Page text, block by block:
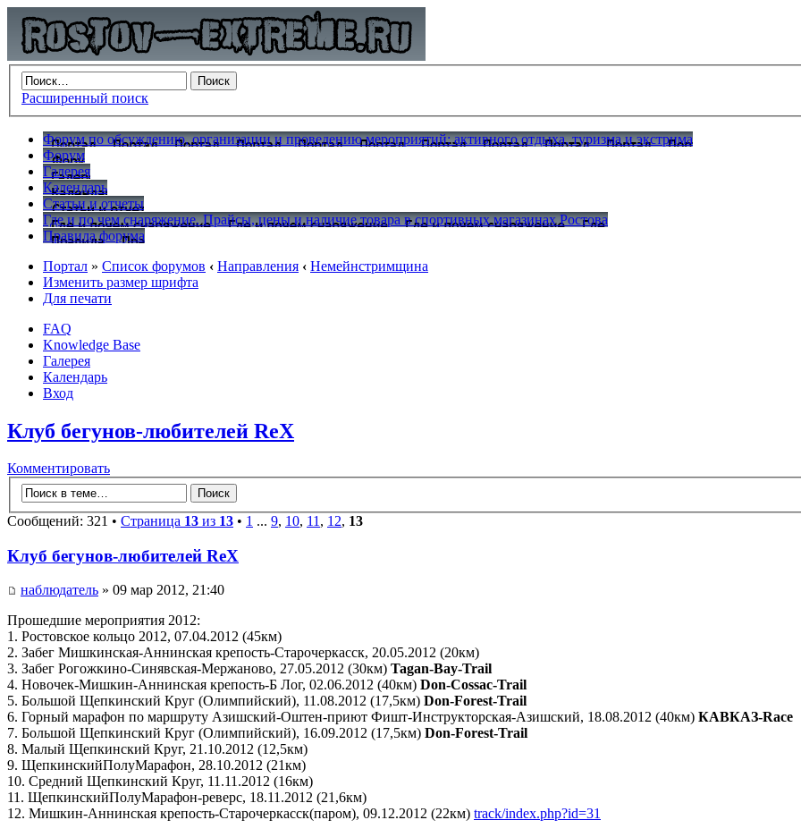
Расширенный поиск
Форум по обсуждению, организации и проведению мероприятий: активного отдыха, туризма и экстрима
Форум
Галерея
Календарь
Статьи и отчеты
Где и по чем снаряжение. Прайсы, цены и наличие товара в спортивных магазинах Ростова
Правила форума
Портал » Список форумов ‹ Направления ‹ Немейнстримщина
Изменить размер шрифта
Для печати
FAQ
Knowledge Base
Галерея
Календарь
Вход
Клуб бегунов-любителей ReX
Комментировать
Сообщений: 321 • Страница 13 из 13 • 1 ... 9, 10, 11 , 12, 13
Клуб бегунов-любителей ReX
наблюдатель » 09 мар 2012, 21:40
Прошедшие мероприятия 2012:
1. Ростовское кольцо 2012, 07.04.2012 (45км)
2. Забег Мишкинская-Аннинская крепость-Старочеркасск, 20.05.2012 (20км)
3. Забег Рогожкино-Синявская-Мержаново, 27.05.2012 (30км) Tagan-Bay-Trail
4. Новочек-Мишкин-Аннинская крепость-Б Лог, 02.06.2012 (40км) Don-Cossac-Trail
5. Большой Щепкинский Круг (Олимпийский), 11.08.2012 (17,5км) Don-Forest-Trail
6. Горный марафон по маршруту Азишский-Оштен-приют Фишт-Инструкторская-Азишский, 18.08.2012 (40км) КАВКАЗ-Race
7. Большой Щепкинский Круг (Олимпийский), 16.09.2012 (17,5км) Don-Forest-Trail
8. Малый Щепкинский Круг, 21.10.2012 (12,5км)
9. ЩепкинскийПолуМарафон, 28.10.2012 (21км)
10. Средний Щепкинский Круг, 11.11.2012 (16км)
11. ЩепкинскийПолуМарафон-реверс, 18.11.2012 (21,6км)
12. Мишкин-Аннинская крепость-Старочеркасск(паром), 09.12.2012 (22км) track/index.php?id=31